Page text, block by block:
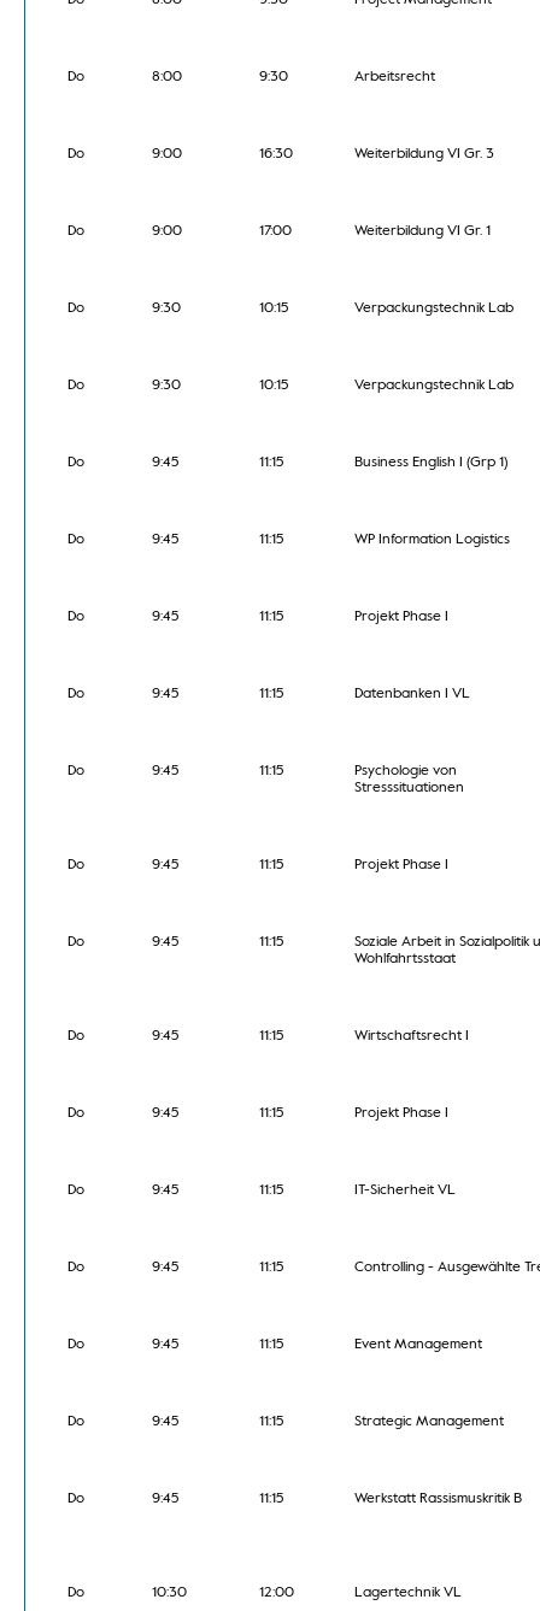
Do 8:00 9:30 Arbeitsrecht
Do 9:00 16:30 Weiterbildung VI Gr. 3
Do 9:00 17:00 Weiterbildung VI Gr. 1
Do 9:30 10:15 Verpackungstechnik Lab
Do 9:30 10:15 Verpackungstechnik Lab
Do 9:45 11:15 Business English I (Grp 1)
Do 9:45 11:15 WP Information Logistics
Do 9:45 11:15 Projekt Phase I
Do 9:45 11:15 Datenbanken I VL
Do 9:45 11:15
Psychologie von
Stresssituationen
Do 9:45 11:15 Projekt Phase I
Do 9:45 11:15
Soziale Arbeit in Sozialpolitik
Wohlfahrtsstaat
Do 9:45 11:15 Wirtschaftsrecht I
Do 9:45 11:15 Projekt Phase I
Do 9:45 11:15 IT-Sicherheit VL
Do 9:45 11:15 Controlling - Ausgewählte
Do 9:45 11:15 Event Management
Do 9:45 11:15 Strategic Management
Do 9:45 11:15 Werkstatt Rassismuskritik B
Do 10:30 12:00 Lagertechnik VL